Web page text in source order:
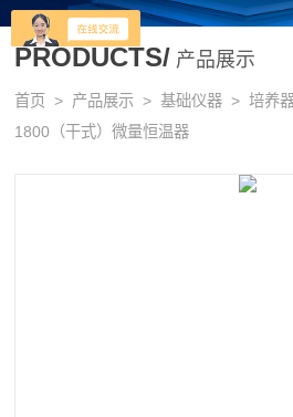
PRODUCTS/ 产品展示
首页 > 产品展示 >基础仪器 >培养
1800（干式）微量恒温器